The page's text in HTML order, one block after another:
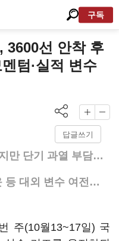
구독
3600선 안착 후
텀·실적 변수
답글쓰기
만 단기 과열 부담…
등 대외 변수 여전…
주(10월13~17일) 국